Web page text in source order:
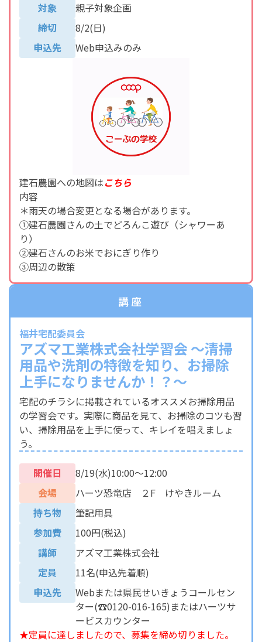
対象
親子対象企画
締切
8/2(日)
申込先
Web申込みのみ
建石農園への地図はこちら
内容
＊雨天の場合変更となる場合があります。
①建石農園さんの土でどろんこ遊び（シャワーあ
り）
②建石さんのお米でおにぎり作り
③周辺の散策
講座
福井宅配委員会
アズマ工業株式会社学習会 ～清掃
用品や洗剤の特徴を知り、お掃除
上手になりませんか！？～
宅配のチラシに掲載されているオススメお掃除用品
の学習会です。実際に商品を見て、お掃除のコツも習
い、掃除用品を上手に使って、キレイを唱えましょ
う。
開催日
8/19(水)10:00～12:00
会場
ハーツ恐竜店 ２F けやきルーム
持ち物
筆記用具
参加費
100円(税込)
講師
アズマ工業株式会社
定員
11名(申込先着順)
申込先
Webまたは県民せいきょうコールセン
ター(☎0120-016-165)またはハーツサ
ービスカウンター
★定員に達しましたので、募集を締め切りました。